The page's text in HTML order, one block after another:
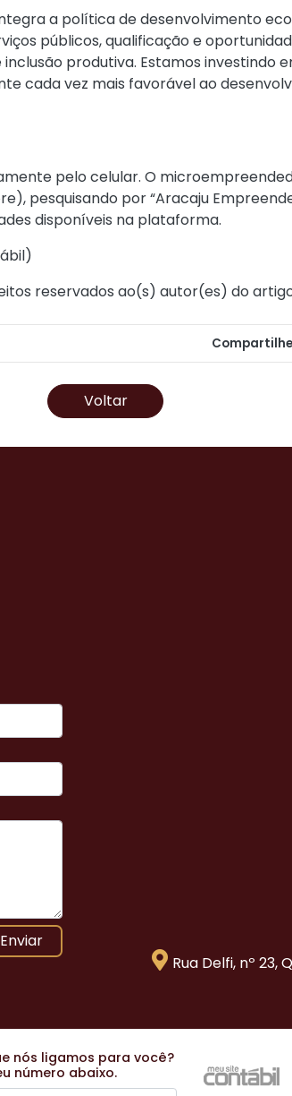
a política de desenvolvimento
públicos, qualificação e
produtiva. Estamos investindo
cada vez mais favorável ao
pelo celular. O
pesquisando por “Aracaju
disponíveis na plataforma.
)
reservados ao(s) autor(es) do
Voltar
Enviar
Rua Delfi, nº 23,
nós ligamos para você?
número abaixo.